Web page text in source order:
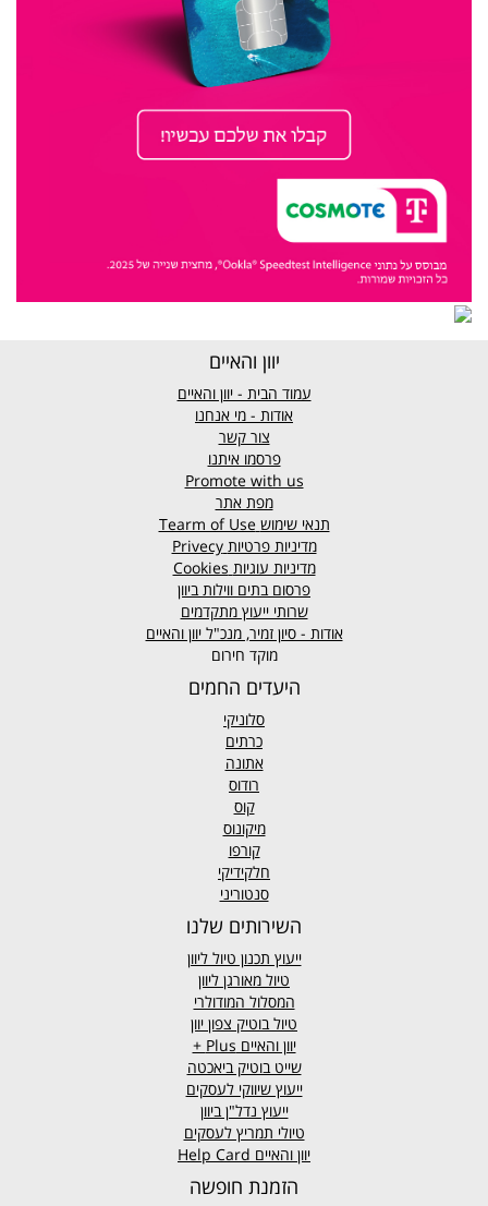
יוון והאיים
עמוד הבית - יוון והאיים
אודות - מי אנחנו
צור קשר
פרסמו איתנו
Promote with us
מפת אתר
תנאי שימוש
מדיניות פרטיות Privecy
מדיניות עוגיות Cookies
פרסום בתים ווילות ביוון
שרותי ייעוץ מתקדמים
אודות - סיון זמיר, מנכ"ל יוון והאיים
מוקד חירום
היעדים החמים
סלוניקי
כרתים
אתונה
רודוס
קוס
מיקונוס
קורפו
חלקידיקי
סנטוריני
השירותים שלנו
ייעוץ תכנון טיול ליוון
טיול מאורגן ליוון
המסלול המודולרי
טיול בוטיק צפון יוון
יוון והאיים Plus +
שייט בוטיק ביאכטה
ייעוץ שיווקי לעסקים
ייעוץ נדל"ן ביוון
טיולי תמריץ לעסקים
יוון והאיים Help Card
הזמנת חופשה